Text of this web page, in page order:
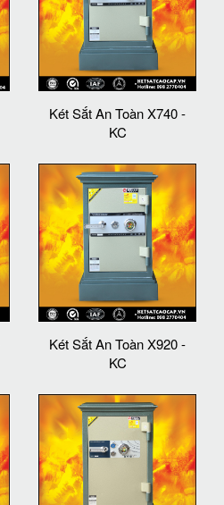
Két Sắt An Toàn X740 -
KC
Két Sắt An Toàn X920 -
KC